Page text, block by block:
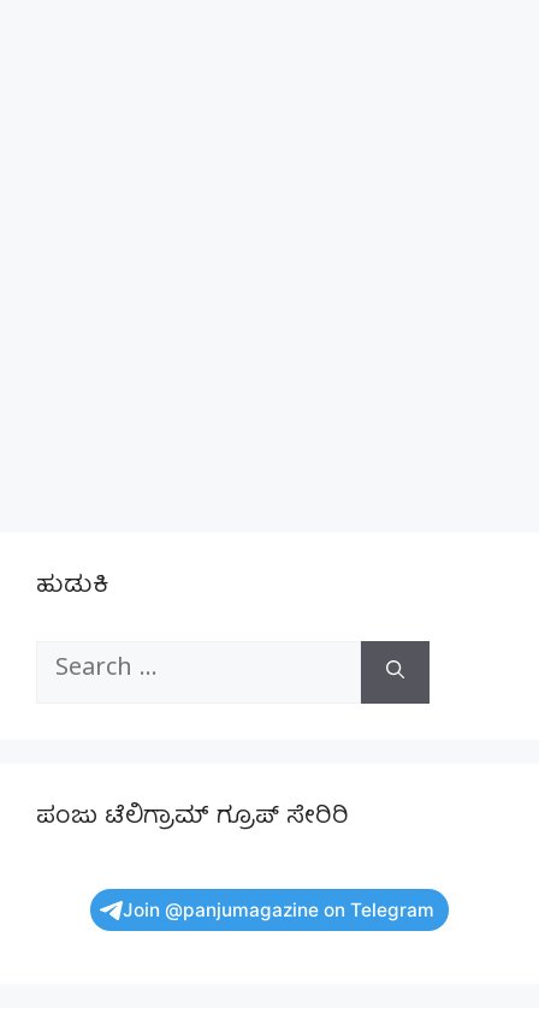
ಹುಡುಕಿ
Search
ಪಂಜು ಟೆಲಿಗ್ರಾಮ್ ಗ್ರೂಪ್ ಸೇರಿರಿ
Join @panjumagazine on Telegram